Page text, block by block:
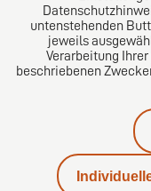
Datenschutz
untenstehenden
jeweils
Verarbeitung
beschriebenen